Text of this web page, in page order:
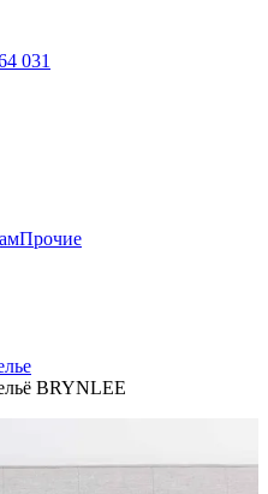
031
Прочие
BRYNLEE